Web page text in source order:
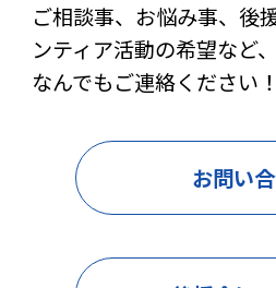
ご相談事、お悩み事、後
ンティア活動の希望など、
なんでもご連絡ください！
お問い